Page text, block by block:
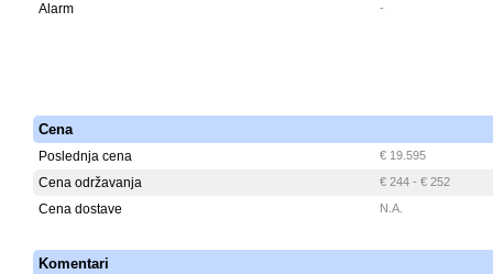
Alarm -
Cena
Poslednja cena € 19.595
Cena održavanja € 244 - € 252
Cena dostave N.A.
Komentari